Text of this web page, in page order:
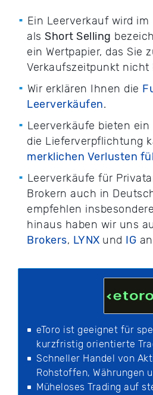
Ein Leerverkauf wird
als Short Selling
ein Wertpapier, das Sie
Verkaufszeitpunkt nicht
Wir erklären Ihnen die
Leerverkäufen.
Leerverkäufe bieten ein
die Lieferverpflichtung
merklichen Verlusten
Leerverkäufe für
Brokern auch in
empfehlen insbesondere
hinaus haben wir uns
Brokers, LYNX und IG
eToro ist geeignet für
kurzfristig orientierte
Schneller Handel von
Rohstoffen, Währungen
Müheloses Trading auf